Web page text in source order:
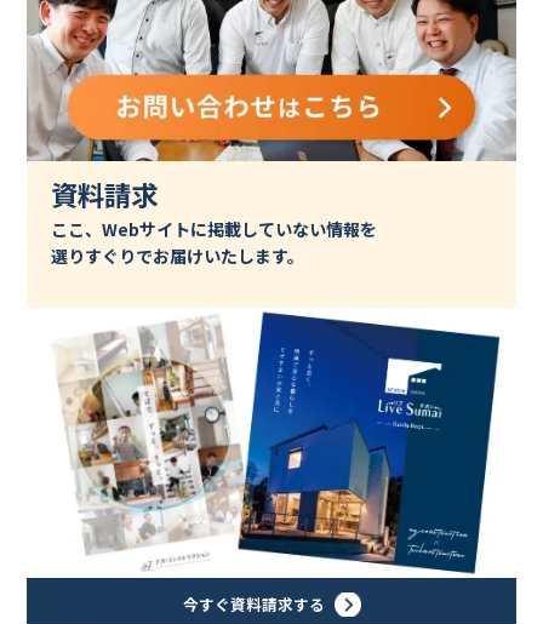
資料請求
ここ、Webサイトに掲載していない情報を
選りすぐりでお届けいたします。
今すぐ資料請求する